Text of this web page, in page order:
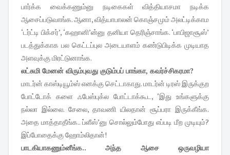
பார்க்க வைக்கணும்னு நடிகைகள் வித்தியாசமா நடிக்க
ஆசைப்படுவாங்க. ஆனா, வித்யாபாலன் கொஞ்சமும் அலட்டிக்காம
‘டர்ட்டி பிக்சர்’, ‘கஹானி’ன்னு தனியா தெரிஞ்சாங்க. ‘பாபிஜாசூஸ்’
படத்துக்காக பல கெட்டப்புல அடையாளம் கண்டுபிடிக்க முடியாத
அளவுக்கு மிரட்டுனாங்க.
லட்சுமி மேனன் விரும்புவது குடும்பப் பாங்கா, கவர்ச்சிகரமா?
மாடர்ன் காஸ்டியூம்ஸ் எனக்கு செட்டாகாது. மாடர்ன் டிரஸ் இருக்குற
போட்டோக் களை ஃபேஸ்புக்ல போட்டாக்கூட, ‘இது உங்களுக்கு
நல்லா இல்லை. சேலை, தாவணி யிலதான் சூப்பரா இருக்கீங்க.
அதை மாத்தாதீங்க.. ப்ளீஸ்’னு சொல்லும்போது எப்படி மீற முடியும்?
இப்போதைக்கு ஹோம்லிதான்!
பாடகியாகணும்னீங்க.. அந்த ஆசை ஒருவழியா